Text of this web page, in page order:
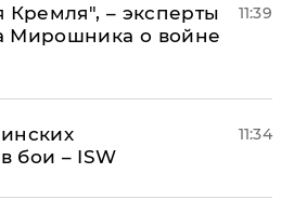
Кремля", – эксперты
Мирошника о войне
11:39
бои – ISW
11:34